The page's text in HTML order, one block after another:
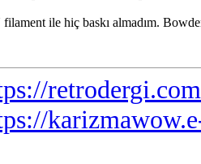
ile hiç baskı almadım.
retrodergi.com